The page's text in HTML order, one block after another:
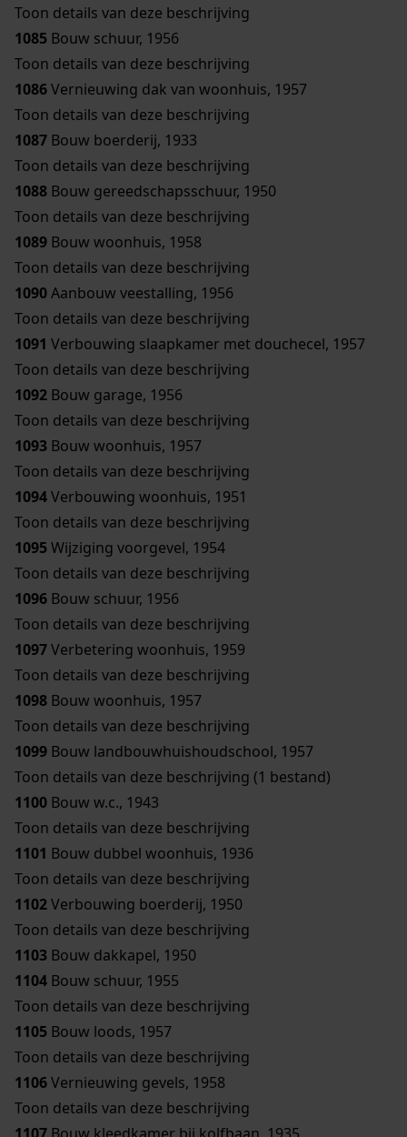
Toon details van deze beschrijving
1085 Bouw schuur, 1956
Toon details van deze beschrijving
1086Vernieuwing dak van woonhuis, 1957
Toon details van deze beschrijving
1087 Bouw boerderij, 1933
Toon details van deze beschrijving
1088 Bouw gereedschapsschuur, 1950
Toon details van deze beschrijving
1089 Bouw woonhuis, 1958
Toon details van deze beschrijving
1090Aanbouw veestalling, 1956
Toon details van deze beschrijving
1091 Verbouwing slaapkamer met douchecel, 1957
Toon details van deze beschrijving
1092 Bouw garage, 1956
Toon details van deze beschrijving
1093 Bouw woonhuis, 1957
Toon details van deze beschrijving
1094Verbouwing woonhuis, 1951
Toon details van deze beschrijving
1095Wijziging voorgevel, 1954
Toon details van deze beschrijving
1096 Bouw schuur, 1956
Toon details van deze beschrijving
1097Verbetering woonhuis, 1959
Toon details van deze beschrijving
1098 Bouw woonhuis, 1957
Toon details van deze beschrijving
1099 Bouw landbouwhuishoudschool, 1957
Toon details van deze beschrijving (1 bestand)
1100 Bouw w.c., 1943
Toon details van deze beschrijving
1101 Bouw dubbel woonhuis, 1936
Toon details van deze beschrijving
1102Verbouwing boerderij, 1950
Toon details van deze beschrijving
1103 Bouw dakkapel, 1950
1104 Bouw schuur, 1955
Toon details van deze beschrijving
1105 Bouw loods, 1957
Toon details van deze beschrijving
1106Vernieuwing gevels, 1958
Toon details van deze beschrijving